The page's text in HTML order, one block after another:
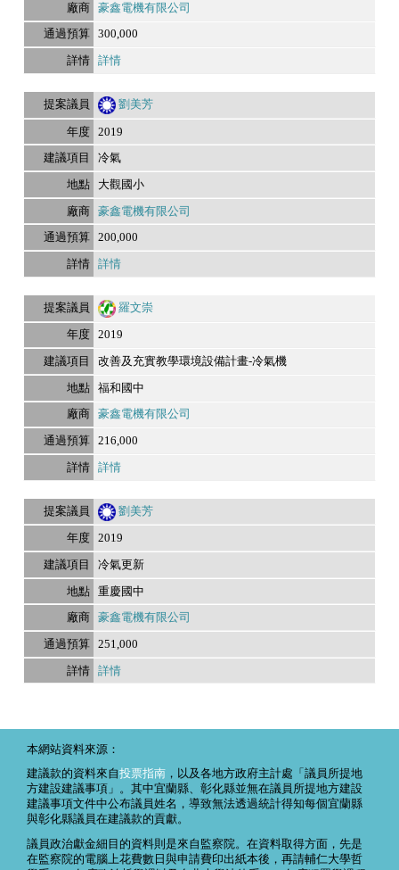
豪鑫電機有限公司
300,000
詳情
劉美芳
2019
冷氣
大觀國小
豪鑫電機有限公司
200,000
詳情
羅文崇
2019
改善及充實教學環境設備計畫-冷氣機
福和國中
豪鑫電機有限公司
216,000
詳情
劉美芳
2019
冷氣更新
重慶國中
豪鑫電機有限公司
251,000
詳情
本網站資料來源：
建議款的資料來自投票指南 ，以及各地方政府主計處「議員所提地
方建設建議事項」。其中宜蘭縣、彰化縣並無在議員所提地方建設
建議事項文件中公布議員姓名，導致無法透過統計得知每個宜蘭縣
與彰化縣議員在建議款的貢獻。
議員政治獻金細目的資料則是來自監察院。在資料取得方面，先是
在監察院的電腦上花費數日與申請費印出紙本後，再請輔仁大學哲